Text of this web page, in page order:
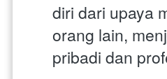
diri dari upaya
orang lain,
pribadi dan